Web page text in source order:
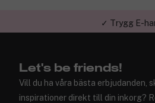
✓ Trygg E-
Let's be friends!
Vill du ha våra bästa erbjudanden,
inspirationer direkt till din inkorg?